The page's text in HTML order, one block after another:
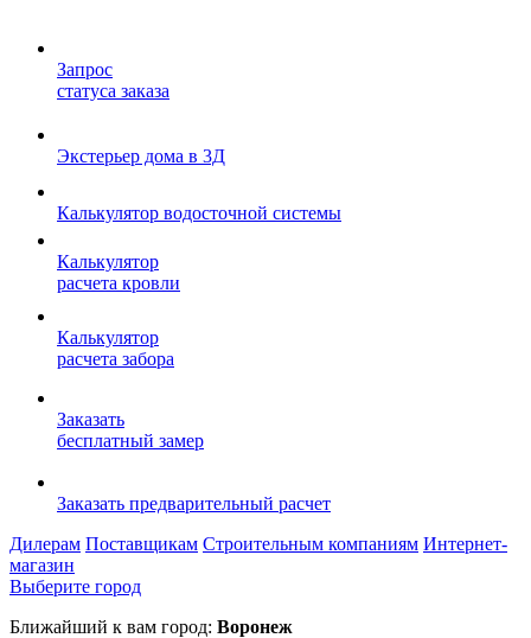
Запрос
статуса заказа
Экстерьер дома в 3Д
Калькулятор водосточной системы
Калькулятор
расчета кровли
Калькулятор
расчета забора
Заказать
бесплатный замер
Заказать предварительный расчет
Дилерам Поставщикам Строительным компаниям Интернет-
магазин
Выберите город
Ближайший к вам город: Воронеж